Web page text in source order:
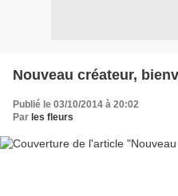
Nouveau créateur,
Publié le 03/10/2014 à 20:02
Par les fleurs